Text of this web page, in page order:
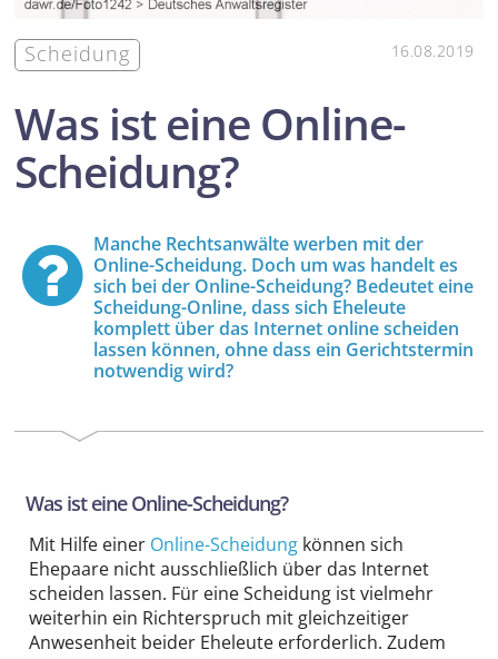
Scheidung 16.08.2019
Was ist eine Online-
Scheidung?
Manche Rechts­anwälte werben mit der
Online-Scheidung. Doch um was handelt es
sich bei der Online-Scheidung? Bedeutet eine
Scheidung-Online, dass sich Eheleute
komplett über das Internet online scheiden
lassen können, ohne dass ein Gerichts­termin
notwendig wird?
Was ist eine Online-Scheidung?
Mit Hilfe einer Online-Scheidung können sich
Ehepaare nicht ausschließlich über das Internet
scheiden lassen. Für eine Scheidung ist vielmehr
weiterhin ein Richter­spruch mit gleichzeitiger
Anwesenheit beider Eheleute erforderlich. Zudem